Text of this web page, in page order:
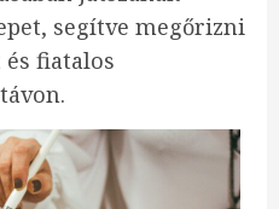
segítve megőrizni
fiatalos